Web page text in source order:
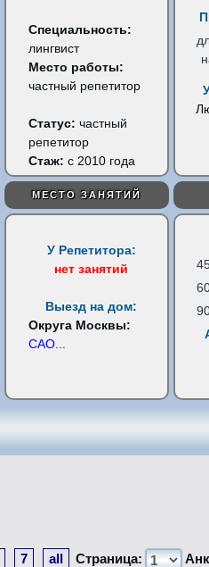
Специальность:
лингвист
Место работы:
частный репетитор
Статус:частный
репетитор
Стаж: с 2010 года
МЕСТО ЗАНЯТИЙ
У Репетитора:
нет занятий
Выезд на дом:
Округа Москвы:
САО
7 all Страница: